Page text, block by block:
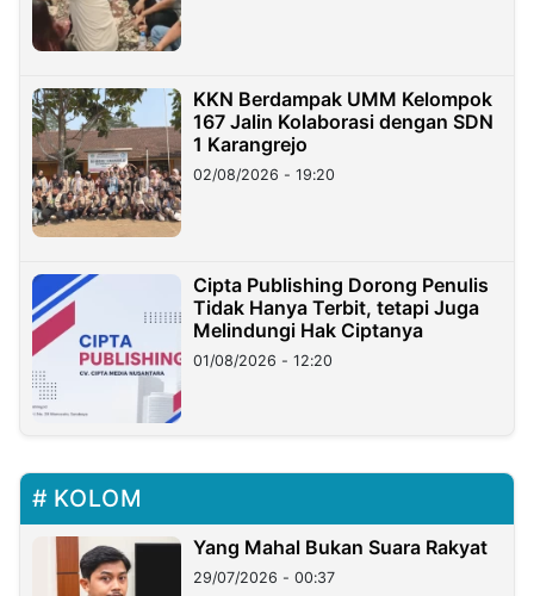
KKN Berdampak UMM Kelompok
167 Jalin Kolaborasi dengan SDN
1 Karangrejo
02/08/2026 - 19:20
Cipta Publishing Dorong Penulis
Tidak Hanya Terbit, tetapi Juga
Melindungi Hak Ciptanya
01/08/2026 - 12:20
KOLOM
Yang Mahal Bukan Suara Rakyat
29/07/2026 - 00:37